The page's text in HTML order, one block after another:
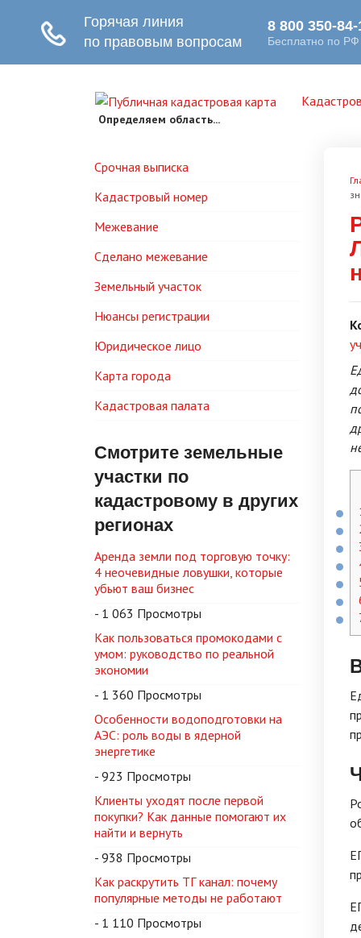
Определяем область...
Срочная выписка
Кадастровый номер
Межевание
Сделано межевание
Земельный участок
Нюансы регистрации
Юридическое лицо
Карта города
Кадастровая палата
Смотрите земельные
участки по
кадастровому в других
регионах
Аренда земли под торговую точку:
4 неочевидные ловушки, которые
убьют ваш бизнес
- 1 063 Просмотры
Как пользоваться промокодами с
умом: руководство по реальной
экономии
- 1 360 Просмотры
Особенности водоподготовки на
АЭС: роль воды в ядерной
энергетике
- 923 Просмотры
Клиенты уходят после первой
покупки? Как данные помогают их
найти и вернуть
- 938 Просмотры
Как раскрутить ТГ канал: почему
популярные методы не работают
- 1 110 Просмотры